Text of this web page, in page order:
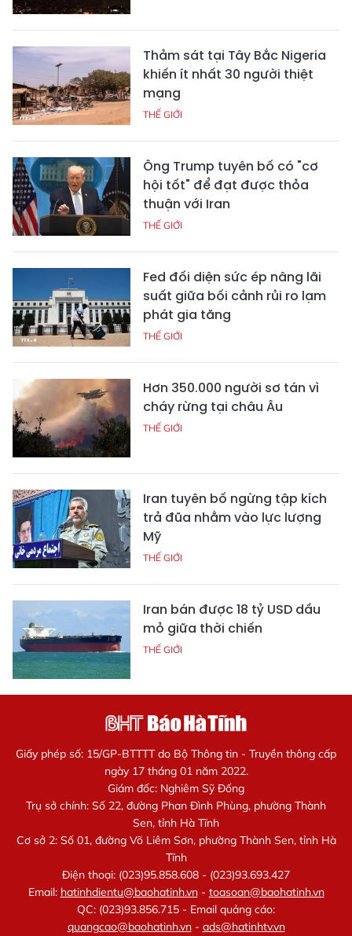
Thảm sát tại Tây Bắc Nigeria
khiến ít nhất 30 người thiệt
mạng
THẾ GIỚI
Ông Trump tuyên bố có "cơ
hội tốt" để đạt được thỏa
thuận với Iran
THẾ GIỚI
Fed đối diện sức ép nâng lãi
suất giữa bối cảnh rủi ro lạm
phát gia tăng
THẾ GIỚI
Hơn 350.000 người sơ tán vì
cháy rừng tại châu Âu
THẾ GIỚI
Iran tuyên bố ngừng tập kích
trả đũa nhằm vào lực lượng
Mỹ
THẾ GIỚI
Iran bán được 18 tỷ USD dầu
mỏ giữa thời chiến
THẾ GIỚI
Giấy phép số: 15/GP-BTTTT do Bộ Thông tin - Truyền thông cấp
ngày 17 tháng 01 năm 2022.
Giám đốc: Nghiêm Sỹ Đống
Trụ sở chính: Số 22, đường Phan Đình Phùng, phường Thành
Sen, tỉnh Hà Tĩnh
Cơ sở 2: Số 01, đường Võ Liêm Sơn, phường Thành Sen, tỉnh Hà
Tĩnh
Điện thoại: (023)95.858.608 - (023)93.693.427
Email: hatinhdientu@baohatinh.vn- toasoan@baohatinh.vn
QC: (023)93.856.715 - Email quảng cáo:
quangcao@baohatinh.vn- ads@hatinhtv.vn